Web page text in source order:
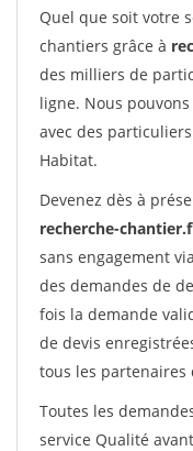
Quel que soit votre
chantiers grâce à
des milliers de
ligne. Nous
avec des
Habitat.
Devenez dès à
recherche-
sans engagement
des demandes de
fois la demande
de devis
tous les partenaires
Toutes les
service Qualité